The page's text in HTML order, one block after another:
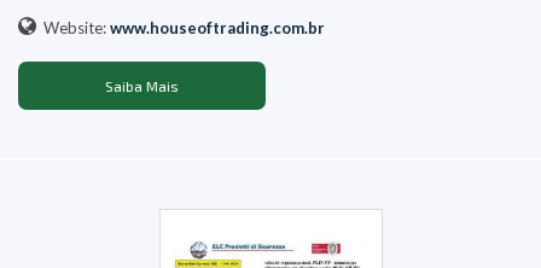
Website:www.houseoftrading.com.br
Saiba Mais